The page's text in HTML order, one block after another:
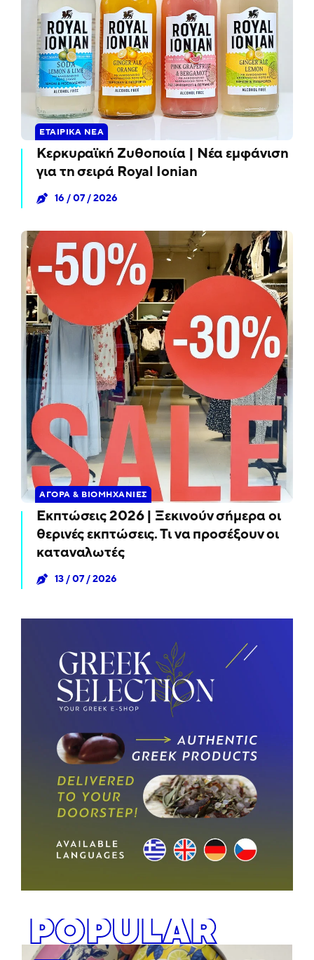
ΕΤΑΙΡΙΚΆ ΝΈΑ
Κερκυραϊκή Ζυθοποιία | Νέα εμφάνιση
για τη σειρά Royal Ionian
16 / 07 / 2026
ΑΓΟΡΆ & ΒΙΟΜΗΧΑΝΊΕΣ
Εκπτώσεις 2026 | Ξεκινούν σήμερα οι
θερινές εκπτώσεις. Τι να προσέξουν οι
καταναλωτές
13 / 07 / 2026
POPULAR